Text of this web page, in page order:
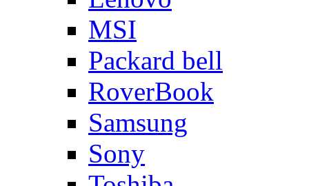
MSI
Packard bell
RoverBook
Samsung
Sony